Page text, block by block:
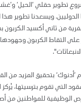
تطوير حقلي ’الحيل‘
الدوليين. ويسعدنا تطوير هذا
من ثاني أكسيد الكربون
التقاط الكربون
بتحقيق المزيد من
التي تقوم بترسيتها،
الوظيفية للمواطنين من